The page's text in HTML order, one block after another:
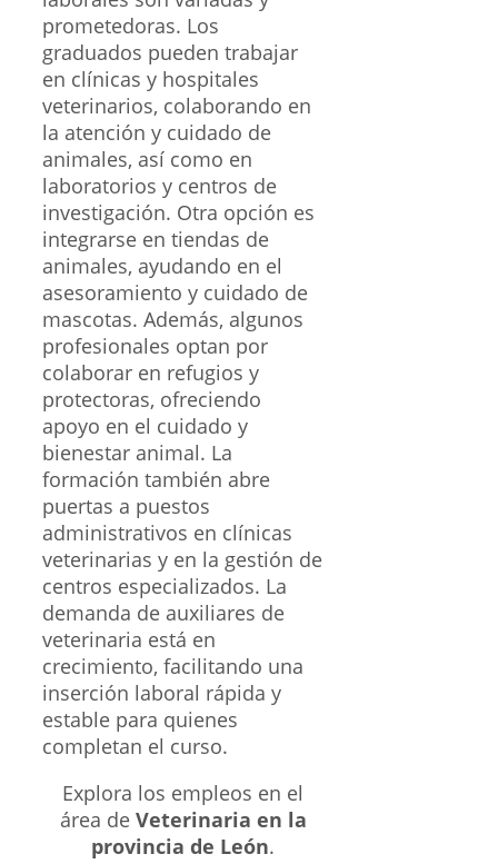
prometedoras. Los
graduados pueden trabajar
en clínicas y hospitales
veterinarios, colaborando en
la atención y cuidado de
animales, así como en
laboratorios y centros de
investigación. Otra opción es
integrarse en tiendas de
animales, ayudando en el
asesoramiento y cuidado de
mascotas. Además, algunos
profesionales optan por
colaborar en refugios y
protectoras, ofreciendo
apoyo en el cuidado y
bienestar animal. La
formación también abre
puertas a puestos
administrativos en clínicas
veterinarias y en la gestión de
centros especializados. La
demanda de auxiliares de
veterinaria está en
crecimiento, facilitando una
inserción laboral rápida y
estable para quienes
completan el curso.
Explora los empleos en el
área de Veterinaria en la
provincia de León.